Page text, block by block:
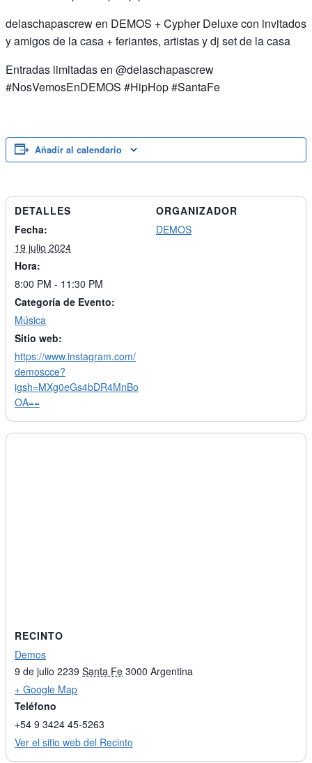
delaschapascrew en DEMOS + Cypher Deluxe con invitados
y amigos de la casa + feriantes, artistas y dj set de la casa
Entradas limitadas en @delaschapascrew
#NosVemosEnDEMOS #HipHop #SantaFe
Añadir al calendario
DETALLES
Fecha:
19 julio 2024
Hora:
8:00 PM - 11:30 PM
Categoría de Evento:
Música
Sitio web:
https://www.instagram.com/
demoscce?
igsh=MXg0eGs4bDR4MnBo
OA==
ORGANIZADOR
DEMOS
RECINTO
Demos
9 de julio 2239 Santa Fe 3000 Argentina
+ Google Map
Teléfono
+54 9 3424 45-5263
Ver el sitio web del Recinto